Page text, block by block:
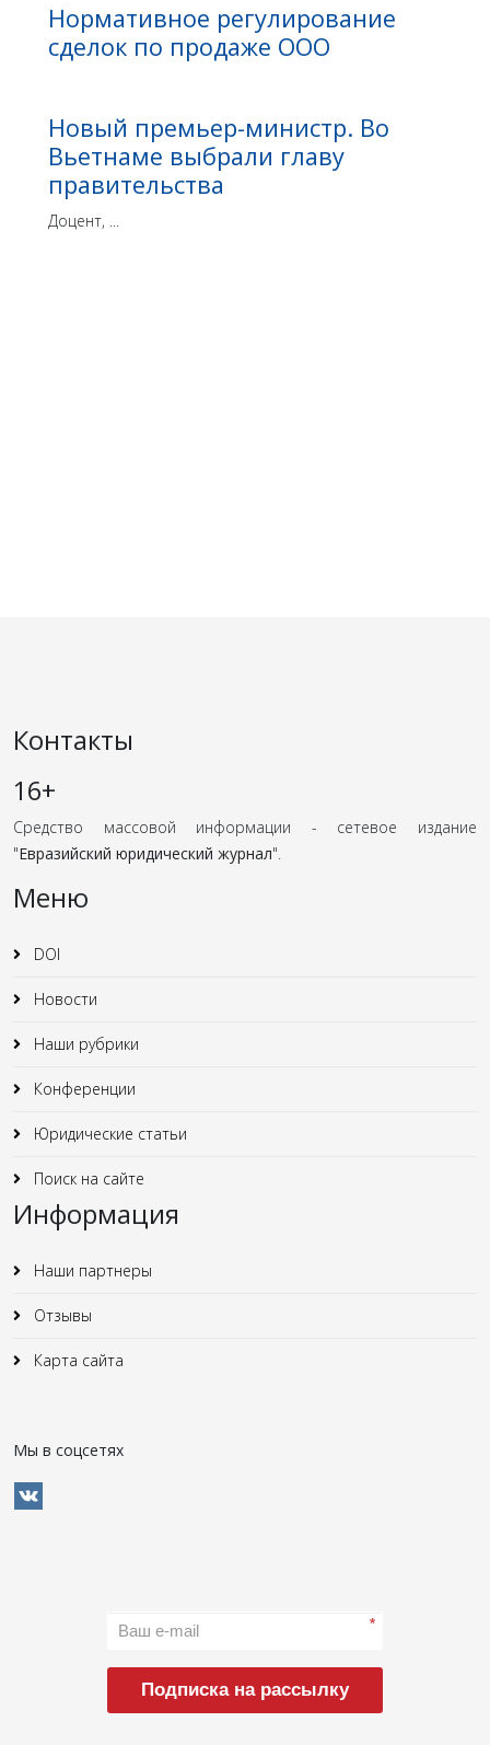
Нормативное регулирование
сделок по продаже ООО
Новый премьер-министр. Во
Вьетнаме выбрали главу
правительства
Доцент, ...
Контакты
16+
Средство массовой информации - сетевое издание
"Евразийский юридический журнал".
Меню
DOI
Новости
Наши рубрики
Конференции
Юридические статьи
Поиск на сайте
Информация
Наши партнеры
Отзывы
Карта сайта
Мы в соцсетях
*
Подписка на рассылку